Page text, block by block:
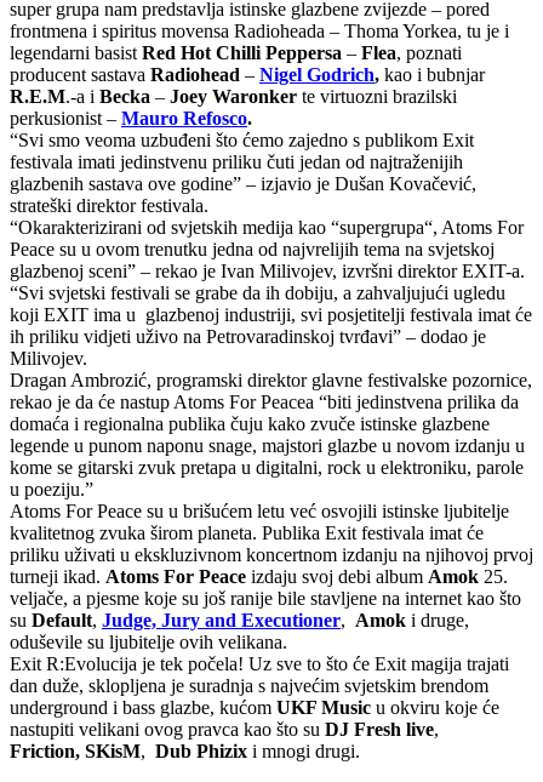
super grupa nam predstavlja istinske glazbene zvijezde – pored
frontmena i spiritus movensa Radioheada – Thoma Yorkea, tu je i
legendarni basist Red Hot Chilli Peppersa – Flea, poznati
producent sastava Radiohead – Nigel Godrich, kao i bubnjar
R.E.M.-a i Becka – Joey Waronker te virtuozni brazilski
perkusionist – Mauro Refosco.
“Svi smo veoma uzbuđeni što ćemo zajedno s publikom Exit
festivala imati jedinstvenu priliku čuti jedan od najtraženijih
glazbenih sastava ove godine” – izjavio je Dušan Kovačević,
strateški direktor festivala.
“Okarakterizirani od svjetskih medija kao “supergrupa“, Atoms For
Peace su u ovom trenutku jedna od najvrelijih tema na svjetskoj
glazbenoj sceni” – rekao je Ivan Milivojev, izvršni direktor EXIT-a.
“Svi svjetski festivali se grabe da ih dobiju, a zahvaljujući ugledu
koji EXIT ima u glazbenoj industriji, svi posjetitelji festivala imat će
ih priliku vidjeti uživo na Petrovaradinskoj tvrđavi” – dodao je
Milivojev.
Dragan Ambrozić, programski direktor glavne festivalske pozornice,
rekao je da će nastup Atoms For Peacea “biti jedinstvena prilika da
domaća i regionalna publika čuju kako zvuče istinske glazbene
legende u punom naponu snage, majstori glazbe u novom izdanju u
kome se gitarski zvuk pretapa u digitalni, rock u elektroniku, parole
u poeziju.”
Atoms For Peace su u brišućem letu već osvojili istinske ljubitelje
kvalitetnog zvuka širom planeta. Publika Exit festivala imat će
priliku uživati u ekskluzivnom koncertnom izdanju na njihovoj prvoj
turneji ikad. Atoms For Peace izdaju svoj debi album Amok 25.
veljače, a pjesme koje su još ranije bile stavljene na internet kao što
su Default, Judge, Jury and Executioner, Amok i druge,
oduševile su ljubitelje ovih velikana.
Exit R:Evolucija je tek počela! Uz sve to što će Exit magija trajati
dan duže, sklopljena je suradnja s najvećim svjetskim brendom
underground i bass glazbe, kućom UKF Music u okviru koje će
nastupiti velikani ovog pravca kao što su DJ Fresh live,
Friction, SKisM, Dub Phizix i mnogi drugi.